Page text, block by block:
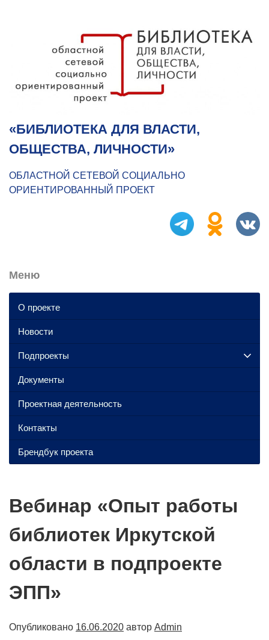
«БИБЛИОТЕКА ДЛЯ ВЛАСТИ,
ОБЩЕСТВА, ЛИЧНОСТИ»
ОБЛАСТНОЙ СЕТЕВОЙ СОЦИАЛЬНО
ОРИЕНТИРОВАННЫЙ ПРОЕКТ
Вебинар «Опыт работы
библиотек Иркутской
области в подпроекте
ЭПП»
Опубликовано 16.06.2020 автор Admin
Меню
О проекте
Новости
Подпроекты
Документы
Проектная деятельность
Контакты
Брендбук проекта